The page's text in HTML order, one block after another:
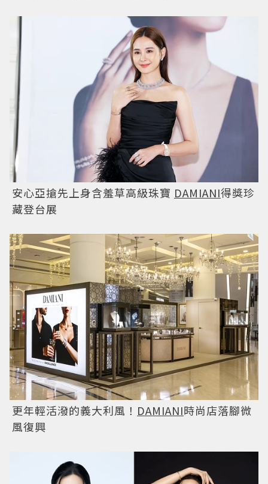
安心亞搶先上身含羞草高級珠寶 DAMIANI得獎珍
藏登台展
更年輕活潑的義大利風！ DAMIANI時尚店落腳微
風復興